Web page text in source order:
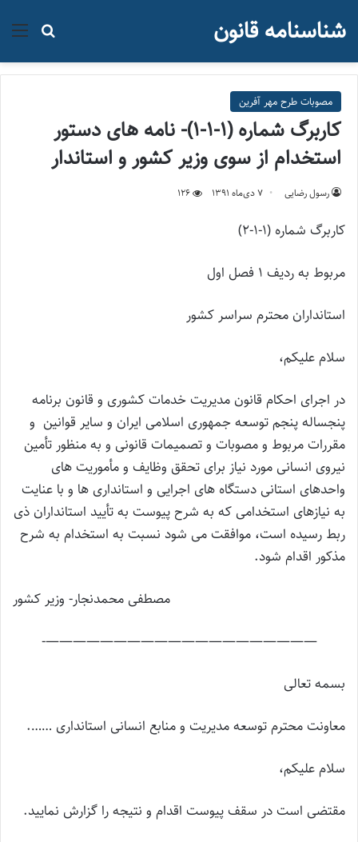
جستجو شناسنامه قانون
مصوبات طرح مهر آفرین
کاربرگ شماره (1-1-1)- نامه های دستور
استخدام از سوی وزیر کشور و استاندار
رسول رضایی ۷ دی‌ماه ۱۳۹۱ 126
کاربرگ شماره (1-1-2)
مربوط به ردیف 1 فصل اول
استانداران محترم سراسر کشور
سلام علیکم،
در اجرای احکام قانون مدیریت خدمات کشوری و قانون برنامه
پنجساله پنجم توسعه جمهوری اسلامی ایران و سایر قوانین و
مقررات مربوط و مصوبات و تصمیمات قانونی و به منظور تأمین
نیروی انسانی مورد نیاز برای تحقق وظایف و مأموریت های
واحدهای استانی دستگاه های اجرایی و استانداری ها و با عنایت
به نیازهای استخدامی که به شرح پیوست به تأیید استانداران ذی
ربط رسیده است، موافقت می شود نسبت به استخدام به شرح
مذکور اقدام شود.
مصطفی محمدنجار- وزیر کشور
————————————————————-
بسمه تعالی
معاونت محترم توسعه مدیریت و منابع انسانی استانداری …….
سلام علیکم،
مقتضی است در سقف پیوست اقدام و نتیجه را گزارش نمایید.